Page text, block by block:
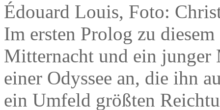
Édouard Louis, Foto:
Im ersten Prolog zu
Mitternacht und ein junger
einer Odyssee an, die ihn
ein Umfeld größten